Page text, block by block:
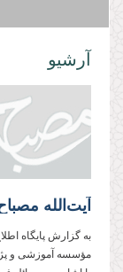
آرشیو
به گزارش پایگاه
مؤسسه آموزشی و